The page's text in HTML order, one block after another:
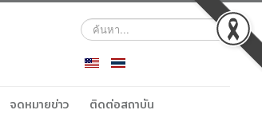
ค้นหา...
จดหมายข่าว
ติดต่อสถาบัน